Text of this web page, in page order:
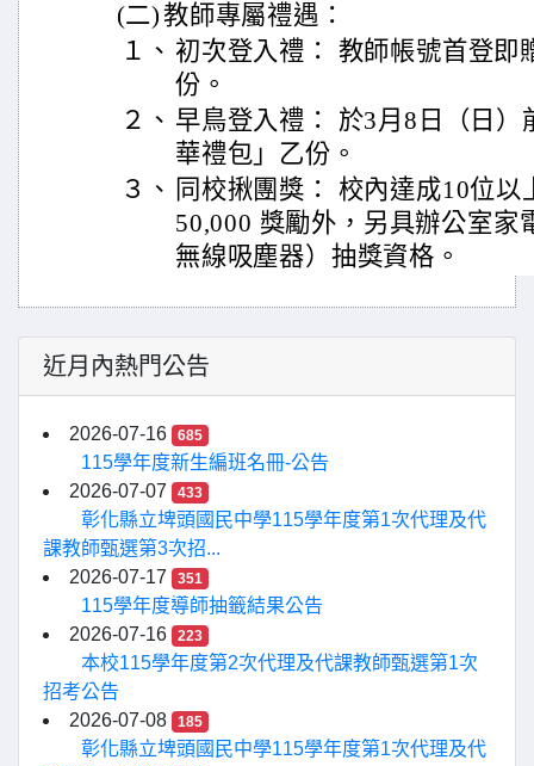
(二)教師專屬禮遇：
１、 初次登入禮： 教師帳號首登即
份。
２、 早鳥登入禮： 於3月8日（日
華禮包」乙份。
３、
同校揪團獎： 校內達成10位以
50,000 獎勵外，另具辦公室家
無線吸塵器）抽獎資格。
近月內熱門公告
2026-07-16 685
115學年度新生編班名冊-公告
2026-07-07
433
彰化縣立埤頭國民中學115學年度第1次代理及代
課教師甄選第3次招...
2026-07-17
351
115學年度導師抽籤結果公告
2026-07-16
223
本校115學年度第2次代理及代課教師甄選第1次
招考公告
2026-07-08
185
彰化縣立埤頭國民中學115學年度第1次代理及代